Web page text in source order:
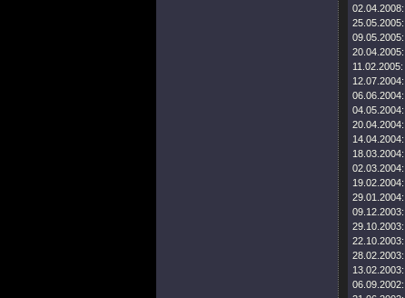
02.04.2008:
25.05.2005:
09.05.2005:
20.04.2005:
11.02.2005:
12.07.2004:
06.06.2004:
04.05.2004:
20.04.2004:
14.04.2004:
18.03.2004:
02.03.2004:
19.02.2004:
29.01.2004:
09.12.2003:
29.10.2003:
22.10.2003:
28.02.2003:
13.02.2003:
06.09.2002: